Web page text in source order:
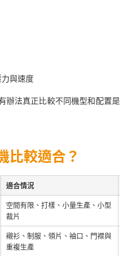
與速度
辦法真正比較不同機型和配置是
比較適合？
適合情況
空間有限、打樣、小量生產、小型
裁片
襯衫、制服、領片、袖口、門襟與
重複生產